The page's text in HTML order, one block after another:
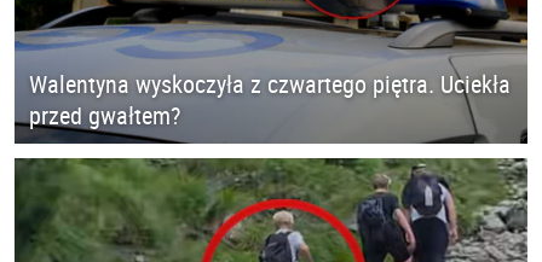
Walentyna wyskoczyła z czwartego piętra. Uciekła
przed gwałtem?